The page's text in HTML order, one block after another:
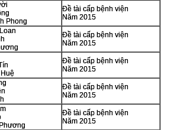
Phong
Đề tài cấp bệnh viện
Năm 2015
Đề tài cấp bệnh viện
Năm 2015
Đề tài cấp bệnh viện
Năm 2015
Đề tài cấp bệnh viện
Năm 2015
Đề tài cấp bệnh viện
Năm 2015